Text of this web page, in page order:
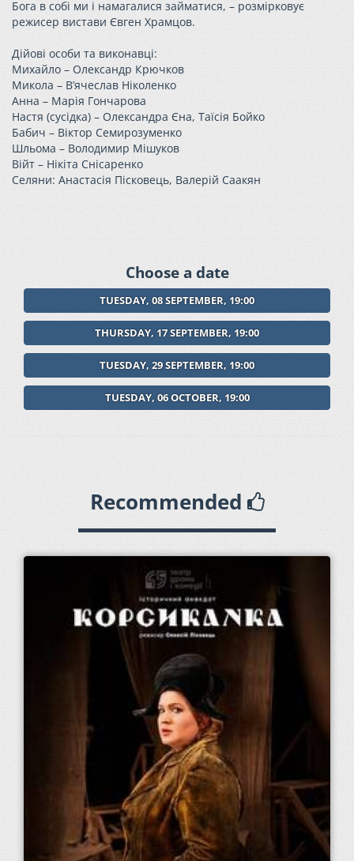
Бога в собі ми і намагалися займатися, – розмірковує
режисер вистави Євген Храмцов.
Дійові особи та виконавці:
Михайло – Олександр Крючков
Микола – В’ячеслав Ніколенко
Анна – Марія Гончарова
Настя (сусідка) – Олександра Єна, Таїсія Бойко
Бабич – Віктор Семирозуменко
Шльома – Володимир Мішуков
Війт – Нікіта Снісаренко
Селяни: Анастасія Пісковець, Валерій Саакян
Choose a date
TUESDAY, 08 SEPTEMBER, 19:00
THURSDAY, 17 SEPTEMBER, 19:00
TUESDAY, 29 SEPTEMBER, 19:00
TUESDAY, 06 OCTOBER, 19:00
Recommended